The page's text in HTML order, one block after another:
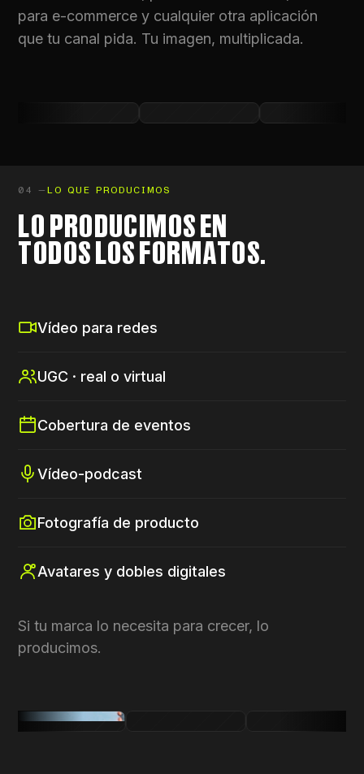
para e-commerce y cualquier otra aplicación
que tu canal pida. Tu imagen, multiplicada.
04 —LO QUE PRODUCIMOS
LO PRODUCIMOS EN
TODOS LOS FORMATOS.
Vídeo para redes
UGC · real o virtual
Cobertura de eventos
Vídeo-podcast
Fotografía de producto
Avatares y dobles digitales
Si tu marca lo necesita para crecer, lo
producimos.